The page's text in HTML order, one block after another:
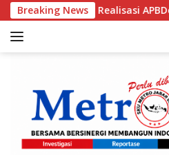
Langsung
ke
konten
Breaking News
APBDes Semester I 2026